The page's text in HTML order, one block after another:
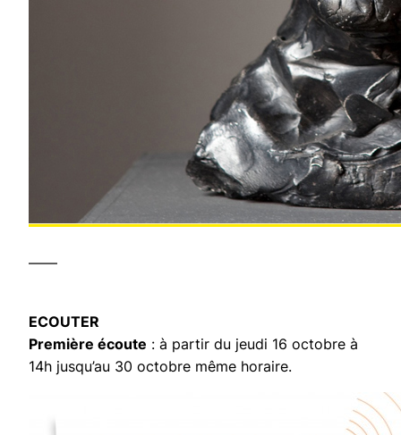
——
ECOUTER
Première écoute : à partir du jeudi 16 octobre à
14h jusqu’au 30 octobre même horaire.